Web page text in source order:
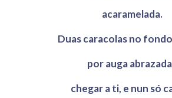
acaramelada.
Duas caracolas no
por auga
chegar a ti, e nun só